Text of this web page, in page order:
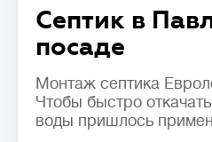
Септик в
посаде
Монтаж септика
Чтобы быстро
воды пришлось